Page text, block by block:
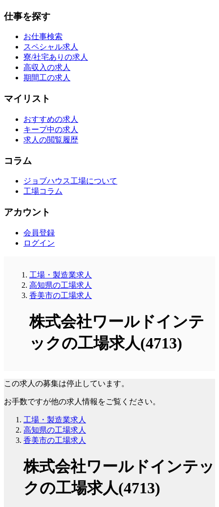
仕事を探す
お仕事検索
スペシャル求人
寮/社宅ありの求人
高収入の求人
期間工の求人
マイリスト
おすすめの求人
キープ中の求人
求人の閲覧履歴
コラム
ジョブハウス工場について
工場コラム
アカウント
会員登録
ログイン
工場・製造業求人
高知県の工場求人
香美市の工場求人
株式会社ワールドインテ
ックの工場求人(4713)
この求人の募集は停止しています。
お手数ですが他の求人情報をご覧ください。
工場・製造業求人
高知県の工場求人
香美市の工場求人
株式会社ワールドインテッ
クの工場求人(4713)